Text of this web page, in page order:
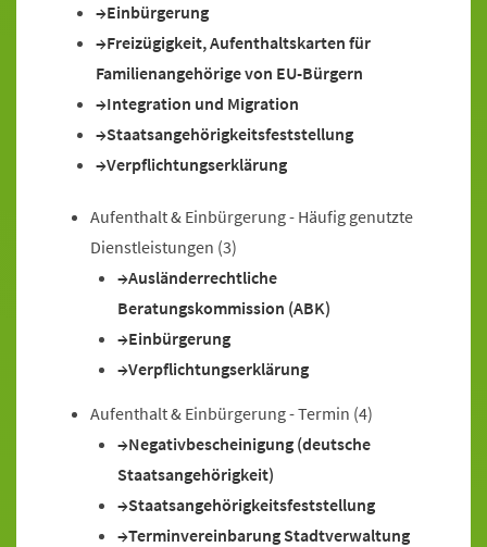
Einbürgerung
Freizügigkeit, Aufenthaltskarten für
Familienangehörige von EU-Bürgern
Integration und Migration
Staatsangehörigkeitsfeststellung
Verpflichtungserklärung
Aufenthalt & Einbürgerung - Häufig genutzte
Dienstleistungen (3)
Ausländerrechtliche
Beratungskommission (ABK)
Einbürgerung
Verpflichtungserklärung
Aufenthalt & Einbürgerung - Termin (4)
Negativbescheinigung (deutsche
Staatsangehörigkeit)
Staatsangehörigkeitsfeststellung
Terminvereinbarung Stadtverwaltung